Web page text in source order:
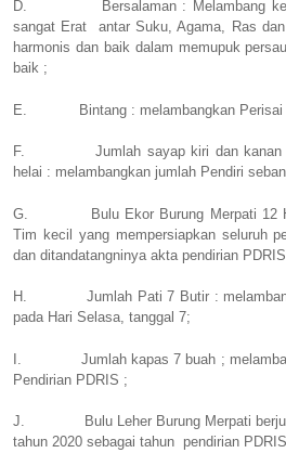
D.
Bersalaman : Melambang
sangat Erat
antar Suku, Agama, Ras
harmonis dan baik dalam memupuk
baik ;
E. Bintang : melambangkan
F.
Jumlah sayap kiri dan
helai : melambangkan jumlah Pendiri
G.
Bulu Ekor Burung Merpati 12
Tim kecil yang mempersiapkan seluruh
dan ditandatangninya akta pendirian
H.
Jumlah Pati 7 Butir :
pada Hari Selasa, tanggal 7;
Jumlah kapas 7 buah ;
Pendirian PDRIS ;
J.
Bulu Leher Burung Merpati
tahun 2020 sebagai tahun pendirian